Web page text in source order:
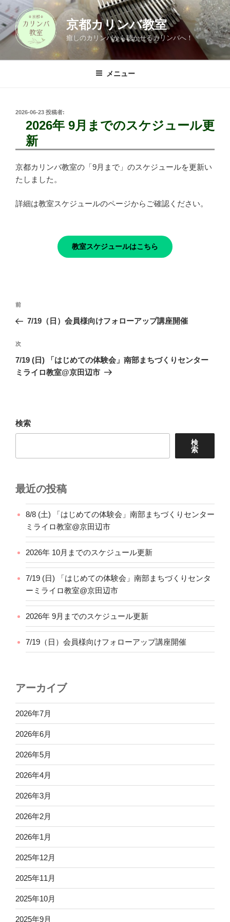
コ
ン
テ
ン
京都カリンバ教室
癒しのカリンバから聴かせるカリンバへ！
メニュー
投
2026-06-23 投稿者:
2026年 9月までのスケジュール更
新
京都カリンバ教室の「9月まで」のスケジュールを更新い
たしました。
詳細は教室スケジュールのページからご確認ください。
教室スケジュールはこちら
投
ナ
ビ
ゲ
ー
前
の
稿
前
7/19（日）会員様向けフォローアップ講座開催
次
の
投
次
7/19 (日) 「はじめての体験会」南部まちづくりセンター
ミライロ教室@京田辺市
検索
検
索
最近の投稿
8/8 (土) 「はじめての体験会」南部まちづくりセンター
ミライロ教室@京田辺市
2026年 10月までのスケジュール更新
7/19 (日) 「はじめての体験会」南部まちづくりセンタ
ーミライロ教室@京田辺市
2026年 9月までのスケジュール更新
7/19（日）会員様向けフォローアップ講座開催
アーカイブ
2026年7月
2026年6月
2026年5月
2026年4月
2026年3月
2026年2月
2026年1月
2025年12月
2025年11月
2025年10月
2025年9月